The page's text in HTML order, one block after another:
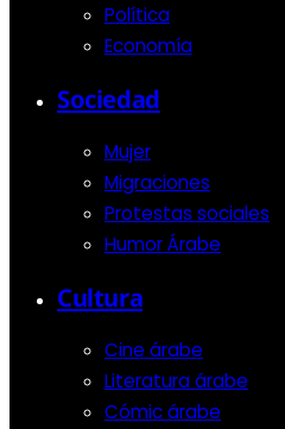
Política
Economía
Sociedad
Mujer
Migraciones
Protestas sociales
Humor Árabe
Cultura
Cine árabe
Literatura árabe
Cómic árabe